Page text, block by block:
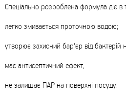
Спеціально розроблена формула діє в
легко змивається проточною водою;
утворює захисний бар'єр від бактерій
має антисептичний ефект;
не залишає ПАР на поверхні посуду.